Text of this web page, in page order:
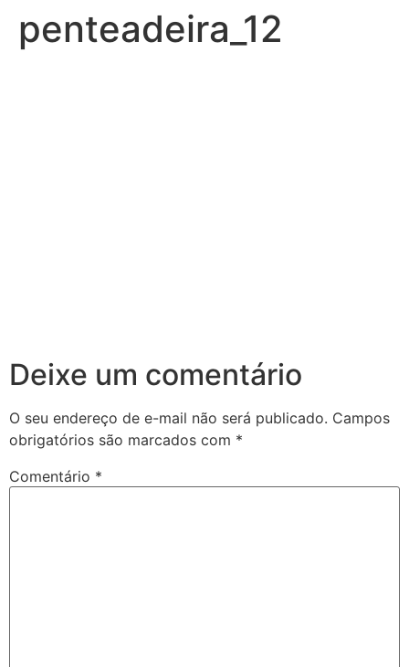
penteadeira_12
Deixe um comentário
O seu endereço de e-mail não será publicado. Campos
obrigatórios são marcados com *
Comentário *